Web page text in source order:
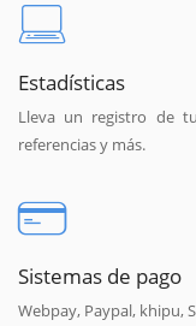
Estadísticas
Lleva un registro de
referencias y más.
Sistemas de pago
Webpay, Paypal, khipu,